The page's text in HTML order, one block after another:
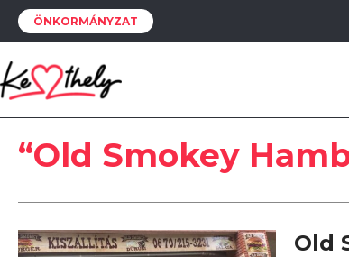
ÖNKORMÁNYZAT
“Old Smokey
Old